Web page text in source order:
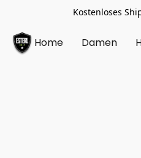
Kostenloses
Home Damen